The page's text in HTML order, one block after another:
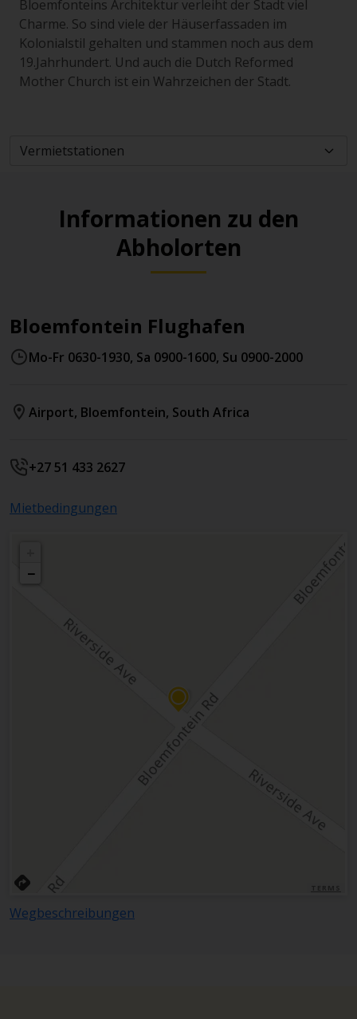
Bloemfonteins Architektur verleiht der Stadt viel
Charme. So sind viele der Häuserfassaden im
Kolonialstil gehalten und stammen noch aus dem
19.Jahrhundert. Und auch die Dutch Reformed
Mother Church ist ein Wahrzeichen der Stadt.
Informationen zu den
Abholorten
Bloemfontein Flughafen
Mo-Fr 0630-1930, Sa 0900-1600, Su 0900-2000
Airport, Bloemfontein, South Africa
+27 51 433 2627
Mietbedingungen
−
Wegbeschreibungen